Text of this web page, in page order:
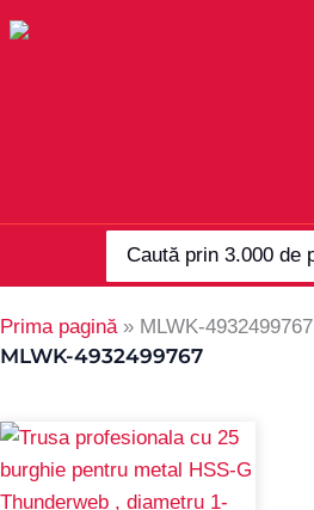
Skip
to
for:
Prima pagină» MLWK-4932499767
MLWK-4932499767